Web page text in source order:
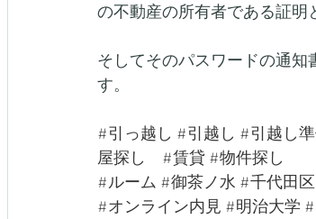
の不動産の所有者である証明
そしてそのパスワードの通
す。
#引っ越し #引越し #引越し
屋探し
#賃貸 #物件探し
#ルーム #御茶ノ水 #千代田区
#オンライン内見 #明治大学